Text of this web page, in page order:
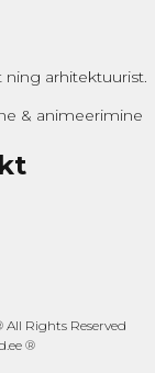
ning arhitektuurist.
& animeerimine
Rights Reserved
®